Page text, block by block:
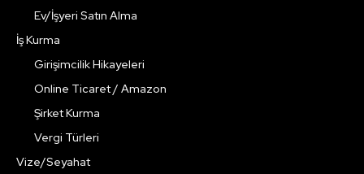
Ev/İşyeri Satın Alma
İş Kurma
Girişimcilik Hikayeleri
Online Ticaret / Amazon
Şirket Kurma
Vergi Türleri
Vize/Seyahat